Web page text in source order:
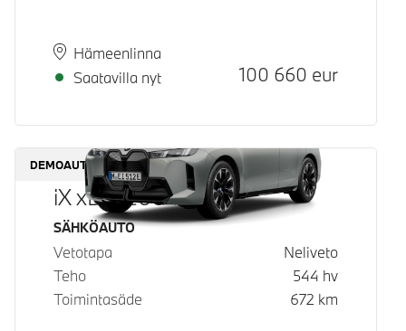
Paikkakunta
Hämeenlinna
Toimitusaika
Saatavilla nyt
Hinta
100 660 eur
DEMOAUTO
iX xDrive60
Käyttövoima
SÄHKÖAUTO
Vetotapa
Neliveto
Teho
544 hv
Toimintasäde
672 km